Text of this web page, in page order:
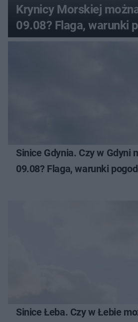
Krynicy Morskiej
09.08? Flaga, warunki
Sinice Gdynia. Czy w Gdyni
09.08? Flaga, warunki
Sinice Łeba. Czy w Łebie